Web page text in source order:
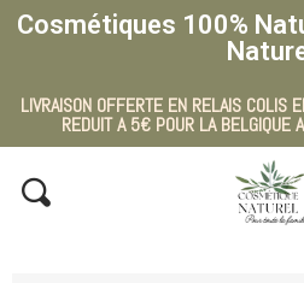
Cosmétiques 100%
LIVRAISON OFFERTE EN RELAIS COLIS
REDUIT A 5€ POUR LA BELGIQUE